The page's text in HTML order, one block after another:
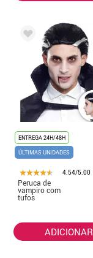
ENTREGA 24H/48H
ÚLTIMAS UNIDADES
4.54/5.00
Peruca de
vampiro com
tufos
ADICIONAR